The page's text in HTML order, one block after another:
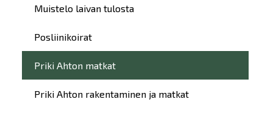
Muistelo laivan tulosta
Posliinikoirat
Priki Ahton matkat
Priki Ahton rakentaminen ja matkat